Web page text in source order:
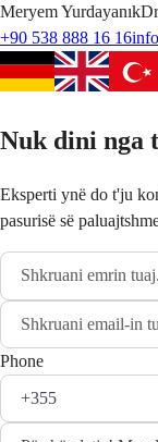
MeryemYurdayanık
+90 538 888 16 16
Nuk dini nga
Eksperti ynë do t'ju
pasurisë së
Phone